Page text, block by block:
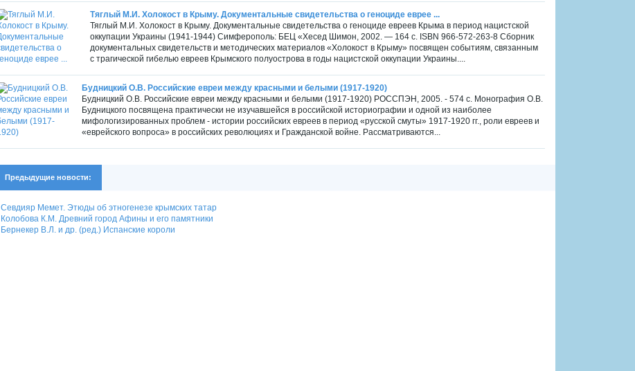
Тяглый М.И. Холокост в Крыму. Документальные свидетельства о геноциде еврее ...
Тяглый М.И. Холокост в Крыму. Документальные свидетельства о геноциде евреев Крыма в период нацистской
оккупации Украины (1941-1944) Симферополь: БЕЦ «Хесед Шимон, 2002. — 164 с. ISBN 966-572-263-8 Сборник
документальных свидетельств и методических материалов «Холокост в Крыму» посвящен событиям, связанным
с трагической гибелью евреев Крымского полуострова в годы нацистской оккупации Украины....
Будницкий О.В. Российские евреи между красными и белыми (1917-1920)
Будницкий О.В. Российские евреи между красными и белыми (1917-1920) РОССПЭН, 2005. - 574 с. Монография О.В.
Будницкого посвящена практически не изучавшейся в российской историографии и одной из наиболее
мифологизированных проблем - истории российских евреев в период «русской смуты» 1917-1920 гг., роли евреев и
«еврейского вопроса» в российских революциях и Гражданской войне. Рассматриваются...
Предыдущие новости:
Севдияр Мемет. Этюды об этногенезе крымских татар
Колобова К.М. Древний город Афины и его памятники
Бернекер В.Л. и др. (ред.) Испанские короли